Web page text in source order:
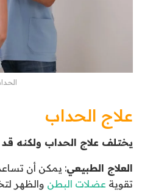
علاج الحداب
يختلف علاج الحداب ولكنه
العلاج الطبيعي: يمكن أن
تقوية عضلات البطن والظهر